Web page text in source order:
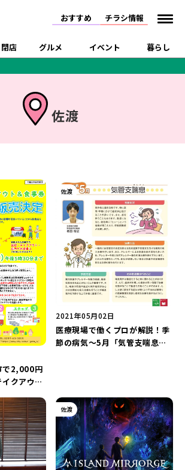
おすすめ チラシ情報
店 グルメ イベント 暮らし
新潟市東区 新潟市西区
新潟市北区
市江南区 新潟市秋葉区
新潟市西蒲区
田・聖籠
胎内・粟島
五泉・阿賀野・阿賀
谷・十日町・津南
魚沼・南魚沼・湯沢
上越・妙高・糸魚川
上越市・開店
上越市・閉店
ラーメン・閉店 ランチ
食べ歩き テイクアウト
季節・期間限定
バー
パスタ
タレカツ・豚カツ
デカ盛り・大盛り
・町定食
ワイン・クラフトビール
ビアガーデン・暑気払い
にいがた酒の陣・新潟
酒月
子ども向け 花火大会
入場無料
見学会 学生スポーツ アルビレックス
レル・雑貨
フィットネス・ジム
温泉・入浴 ホテル 旅館
水族館
整体
スキー場
リユース・買取
イオンモール
ラブラ万代・ラブラ2
BP
新潟伊勢丹
ピア万代
パティオPATIO
キング 新潟人
まとめ 人気記事まとめ
定食まとめ
飲食店まとめ
モール・
ン 生活サービス
外食・テイクアウト
用品
旅行・レジャー
家電・携帯電話
・塾 通販・EC イベント
新潟市 チラシ
長岡・見附 チラシ
チラシ
注目 チラシ
週末セール
プン・リニューアルセール
ル
年末・初売りセール
佐渡
で2,000円
クアウト
佐渡
2021年05月02日
医療現場で働くプロが解説！季
節の病気～5月「気管支喘息」
佐渡